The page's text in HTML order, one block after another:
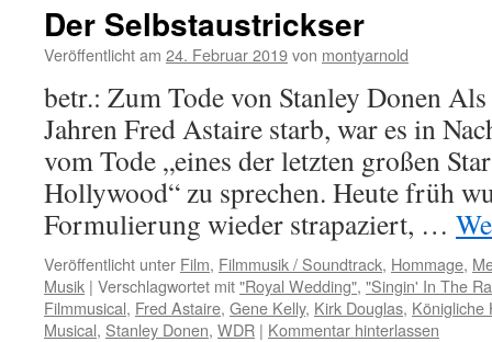
Der Selbstaustrickser
Veröffentlicht am 24. Februar 2019von montyarnold
betr.: Zum Tode von Stanley Donen
Jahren Fred Astaire starb, war es in
vom Tode „eines der letzten großen
Hollywood“ zu sprechen. Heute früh
Formulierung wieder strapaziert, …
Veröffentlicht unter Film, Filmmusik / Soundtrack, Hommage,
Musik | Verschlagwortet mit"Royal Wedding", "Singin' In The
Filmmusical, Fred Astaire, Gene Kelly, Kirk Douglas, Königliche
Musical, Stanley Donen, WDR | Kommentar hinterlassen